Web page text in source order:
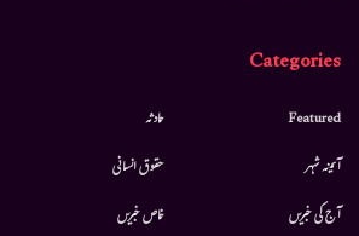
Categories
Featured
آئینہ شہر
آج کی خبریں
حادثہ
حقوق انسانی
خاص خبریں